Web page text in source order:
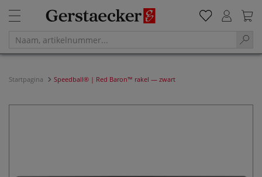
Startpagina Speedball® | Red Baron™ rakel — zwart